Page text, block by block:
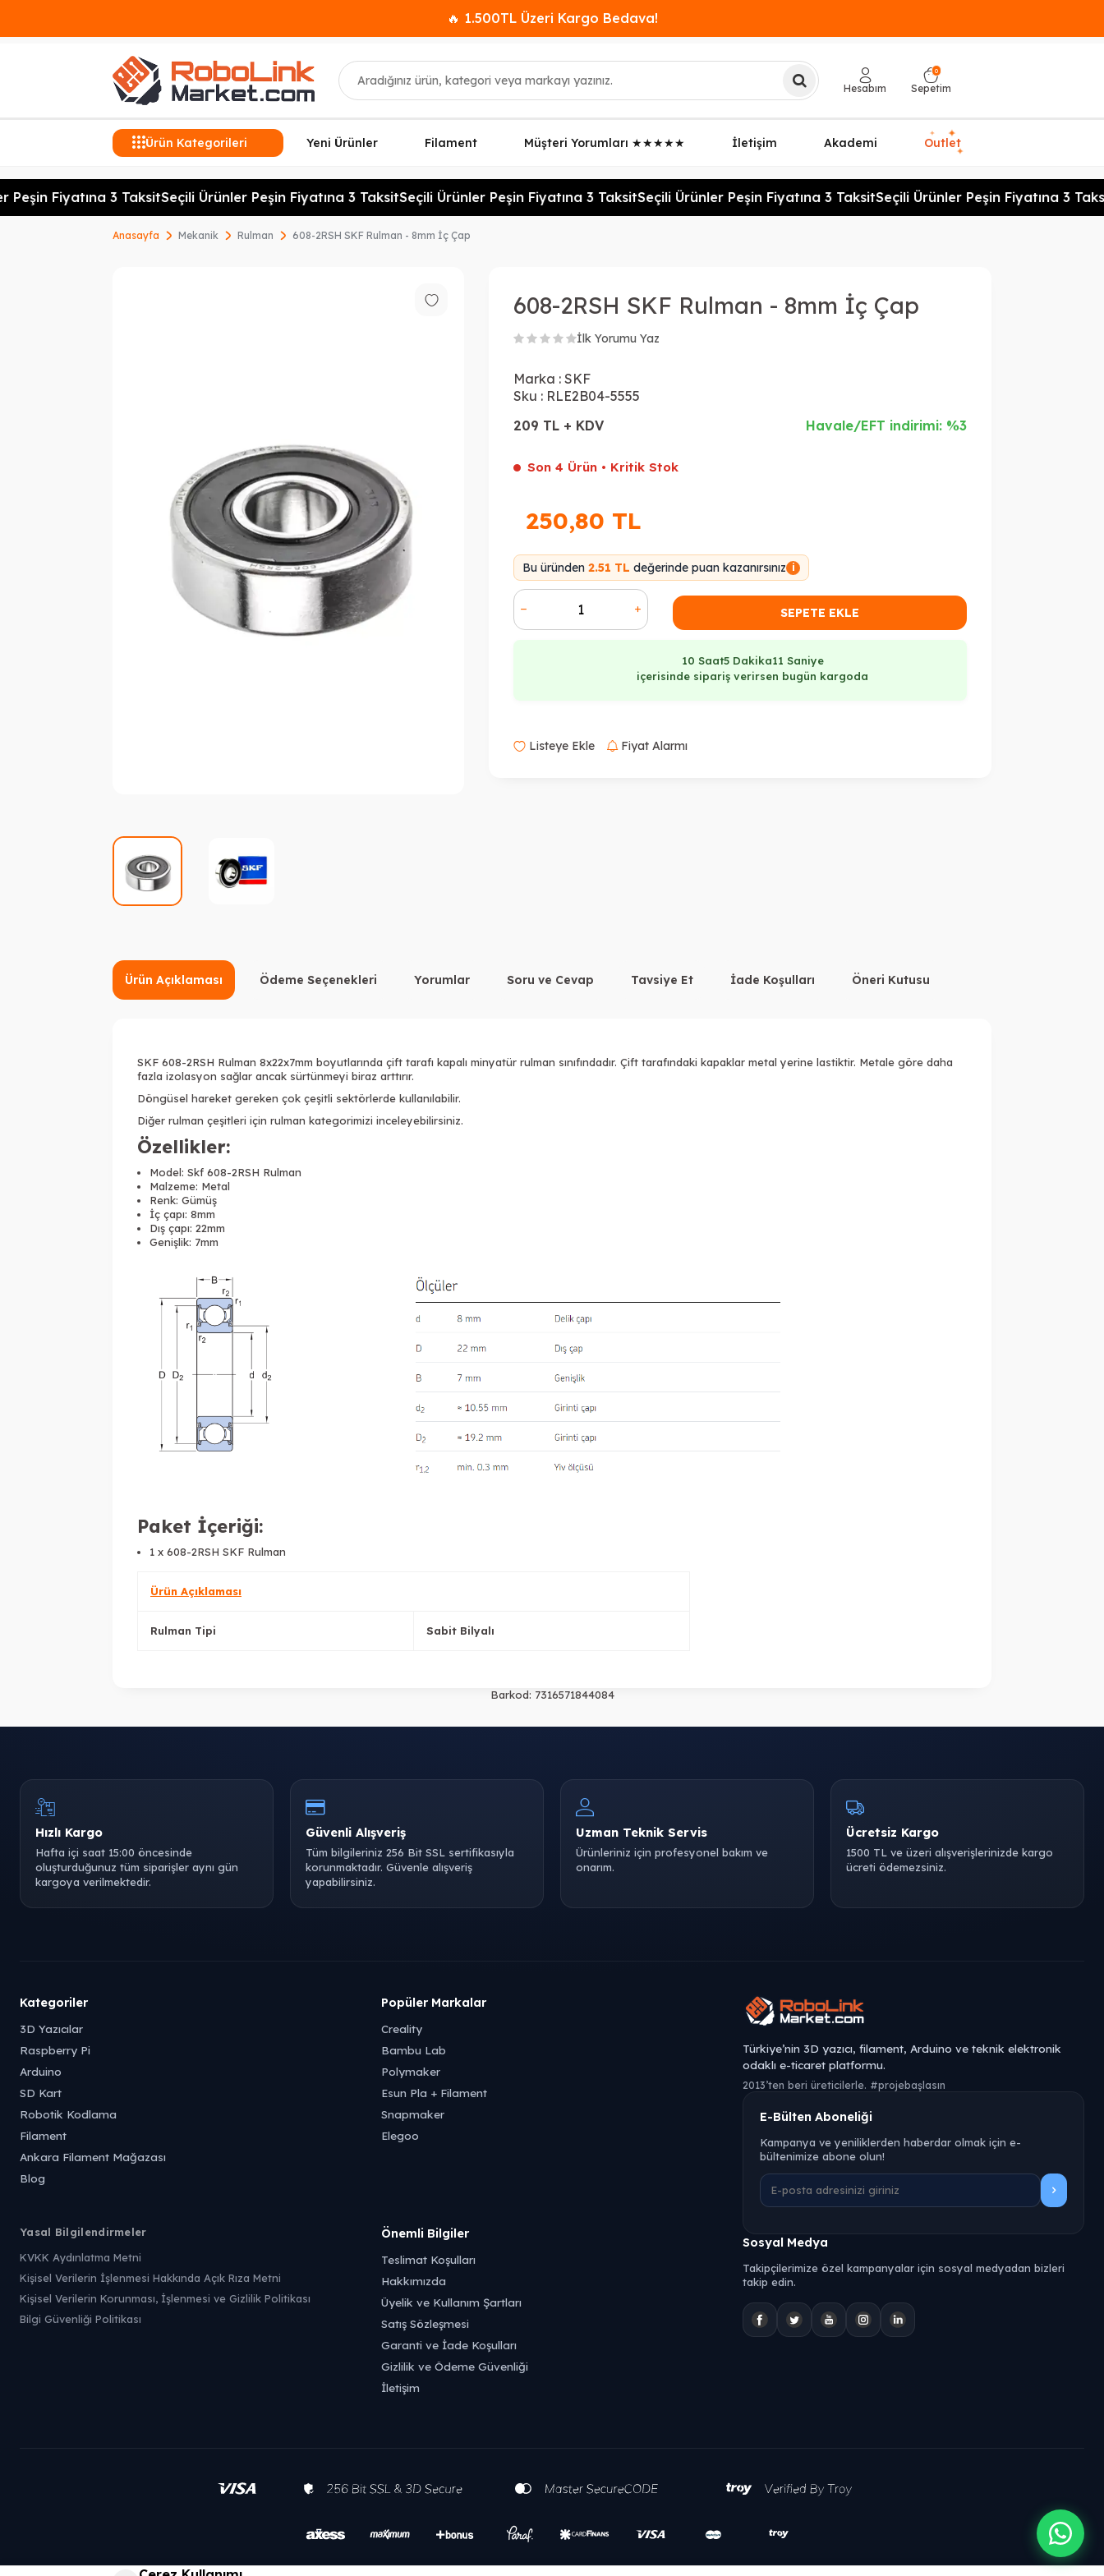
🔥 1.500TL Üzeri Kargo Bedava!
Ara
Hesabım
0
Sepetim
Ürün Kategorileri Yeni Ürünler Filament Müşteri Yorumları ★★★★★ İletişim Akademi Outlet
✦ ✦
✦
Fiyatına 3 TaksitSeçili Ürünler Peşin Fiyatına 3 TaksitSeçili Ürünler Peşin Fiyatına 3 TaksitSeçili Ürünler Peşin Fiyatına 3 TaksitSeçili Ürünler Peşin Fiyatına 3 Taksit
Anasayfa Mekanik Rulman 608-2RSH SKF Rulman - 8mm İç Çap
608-2RSH SKF Rulman - 8mm İç Çap
İlk Yorumu Yaz
Marka : SKF
Sku : RLE2B04-5555
209 TL + KDV
Havale/EFT indirimi: %3
Son 4 Ürün • Kritik Stok
250,80 TL
Bu üründen2.51 TL değerinde puan kazanırsınız i
SEPETE EKLE
10 Saat5 Dakika10 Saniye
içerisinde sipariş verirsen bugün kargoda
Listeye Ekle Fiyat Alarmı
Ürün Açıklaması Ödeme Seçenekleri Yorumlar Soru ve Cevap Tavsiye Et İade Koşulları Öneri Kutusu
SKF 608-2RSH Rulman 8x22x7mm boyutlarında çift tarafı kapalı minyatür rulman sınıfındadır. Çift tarafındaki kapaklar metal yerine lastiktir. Metale göre daha
fazla izolasyon sağlar ancak sürtünmeyi biraz arttırır.
Döngüsel hareket gereken çok çeşitli sektörlerde kullanılabilir.
Diğer rulman çeşitleri için rulman kategorimizi inceleyebilirsiniz.
Özellikler:
Model: Skf 608-2RSH Rulman
Malzeme: Metal
Renk: Gümüş
İç çapı: 8mm
Dış çapı: 22mm
Genişlik: 7mm
Paket İçeriği:
1 x 608-2RSH SKF Rulman
Ürün Açıklaması
Rulman Tipi Sabit Bilyalı
Barkod: 7316571844084
Hızlı Kargo
Hafta içi saat 15:00 öncesinde
oluşturduğunuz tüm siparişler aynı gün
kargoya verilmektedir.
Güvenli Alışveriş
Tüm bilgileriniz 256 Bit SSL sertifikasıyla
korunmaktadır. Güvenle alışveriş
yapabilirsiniz.
Uzman Teknik Servis
Ürünleriniz için profesyonel bakım ve
onarım.
Ücretsiz Kargo
1500 TL ve üzeri alışverişlerinizde kargo
ücreti ödemezsiniz.
Kategoriler
3D Yazıcılar
Raspberry Pi
Arduino
SD Kart
Robotik Kodlama
Filament
Ankara Filament Mağazası
Blog
Popüler Markalar
Creality
Bambu Lab
Polymaker
Esun Pla + Filament
Snapmaker
Elegoo
Yasal Bilgilendirmeler
KVKK Aydınlatma Metni
Kişisel Verilerin İşlenmesi Hakkında Açık Rıza Metni
Kişisel Verilerin Korunması, İşlenmesi ve Gizlilik Politikası
Bilgi Güvenliği Politikası
Önemli Bilgiler
Teslimat Koşulları
Hakkımızda
Üyelik ve Kullanım Şartları
Satış Sözleşmesi
Garanti ve İade Koşulları
Gizlilik ve Ödeme Güvenliği
İletişim
Türkiye’nin 3D yazıcı, filament, Arduino ve teknik elektronik
odaklı e-ticaret platformu.
2013’ten beri üreticilerle. #projebaşlasın
E-Bülten Aboneliği
Kampanya ve yeniliklerden haberdar olmak için e-
bültenimize abone olun!
Sosyal Medya
Takipçilerimize özel kampanyalar için sosyal medyadan bizleri
takip edin.